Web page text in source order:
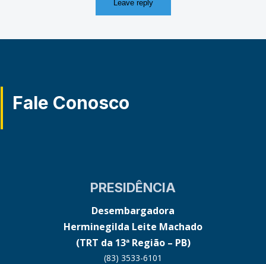
Fale Conosco
PRESIDÊNCIA
Desembargadora
Herminegilda Leite Machado
(TRT da 13ª Região – PB)
(83) 3533-6101